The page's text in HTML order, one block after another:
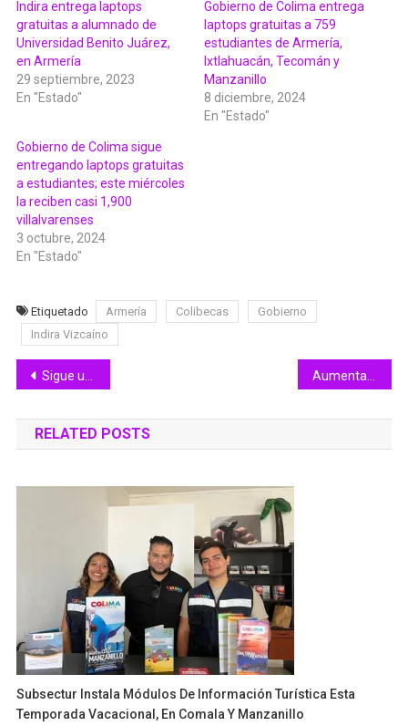
Indira entrega laptops
gratuitas a alumnado de
Universidad Benito Juárez,
en Armería
29 septiembre, 2023
En "Estado"
Gobierno de Colima entrega
laptops gratuitas a 759
estudiantes de Armería,
Ixtlahuacán, Tecomán y
Manzanillo
8 diciembre, 2024
En "Estado"
Gobierno de Colima sigue
entregando laptops gratuitas
a estudiantes; este miércoles
la reciben casi 1,900
villalvarenses
3 octubre, 2024
En "Estado"
Etiquetado Armería Colibecas
Gobierno
Indira Vizcaíno
Navegación
de
entradas
Sigue una persona en calidad de desaparecida por “Lidia”: PC Estatal Aumenta a 100% probabilidad de ciclón en el Pacífico Centro; UEPC en alerta permanente
RELATED POSTS
Subsectur Instala Módulos De Información Turística Esta
Temporada Vacacional, En Comala Y Manzanillo